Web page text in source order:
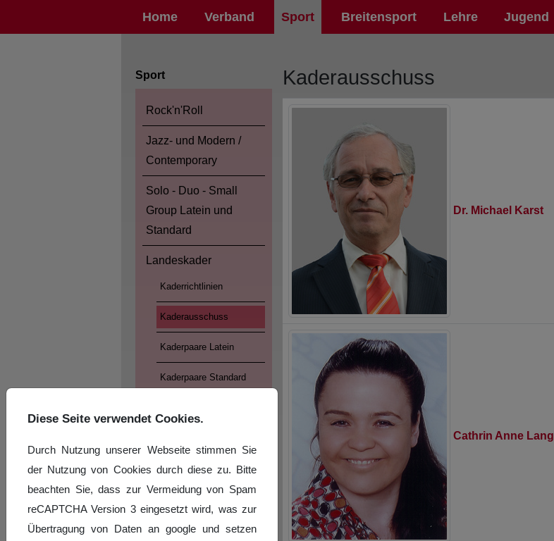
Home Verband Sport Breitensport Lehre Jugend
Sport
Rock'n'Roll
Jazz- und Modern /
Contemporary
Solo - Duo - Small
Group Latein und
Standard
Landeskader
Kaderrichtlinien
Kaderausschuss
Kaderpaare Latein
Kaderpaare Standard
SLT-Sommercamp
Kaderausschuss
Dr. Michael Karst
Cathrin Anne Lang
Diese Seite verwendet Cookies.
Durch Nutzung unserer Webseite stimmen Sie
der Nutzung von Cookies durch diese zu. Bitte
beachten Sie, dass zur Vermeidung von Spam
reCAPTCHA Version 3 eingesetzt wird, was zur
Übertragung von Daten an google und setzen